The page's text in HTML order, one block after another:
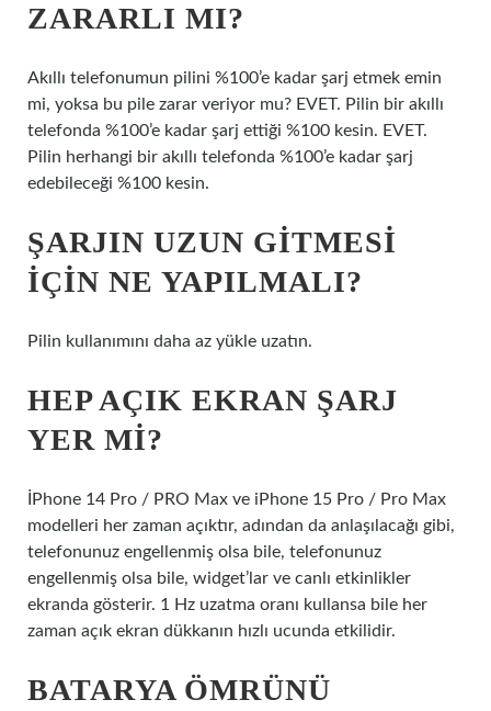
ZARARLI MI?
Akıllı telefonumun pilini %100’e kadar şarj etmek emin
mi, yoksa bu pile zarar veriyor mu? EVET. Pilin bir akıllı
telefonda %100’e kadar şarj ettiği %100 kesin. EVET.
Pilin herhangi bir akıllı telefonda %100’e kadar şarj
edebileceği %100 kesin.
ŞARJIN UZUN GITMESI
IÇIN NE YAPILMALI?
Pilin kullanımını daha az yükle uzatın.
HEP AÇIK EKRAN ŞARJ
YER MI?
İPhone 14 Pro / PRO Max ve iPhone 15 Pro / Pro Max
modelleri her zaman açıktır, adından da anlaşılacağı gibi,
telefonunuz engellenmiş olsa bile, telefonunuz
engellenmiş olsa bile, widget’lar ve canlı etkinlikler
ekranda gösterir. 1 Hz uzatma oranı kullansa bile her
zaman açık ekran dükkanın hızlı ucunda etkilidir.
BATARYA ÖMRÜNÜ